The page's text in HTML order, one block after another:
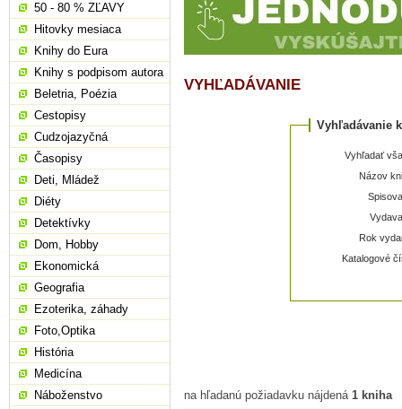
VYHĽADÁVANIE
Vyhľadávanie
Vyhľadať
Názov
Rok
Katalogové
na hľadanú požiadavku nájdená 1 kniha
50 - 80 % ZĽAVY
Hitovky mesiaca
Knihy do Eura
Knihy s podpisom autora
Beletria, Poézia
Cestopisy
Cudzojazyčná
Časopisy
Deti, Mládež
Diéty
Detektívky
Dom, Hobby
Ekonomická
Geografia
Ezoterika, záhady
Foto,Optika
História
Medicína
Náboženstvo